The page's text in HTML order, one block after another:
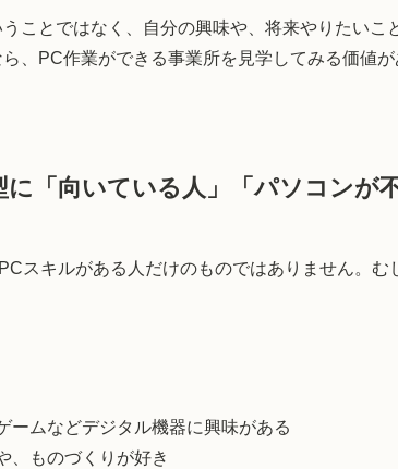
ことではなく、自分の興味や、将来やりたい
、PC作業ができる事業所を見学してみる価値が
「向いている人」「パソコンが
スキルがある人だけのものではありません。
ームなどデジタル機器に興味がある
、ものづくりが好き